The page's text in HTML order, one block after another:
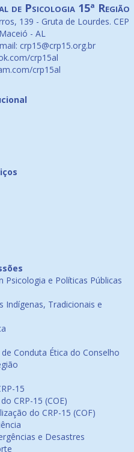
de Psicologia 15ª Região
139 - Gruta de Lourdes. CEP
- AL
crp15@crp15.org.br
crp15al
crp15al
Psicologia e Políticas Públicas
Indígenas, Tradicionais e
Conduta Ética do Conselho
15
CRP-15 (COE)
do CRP-15 (COF)
e Desastres